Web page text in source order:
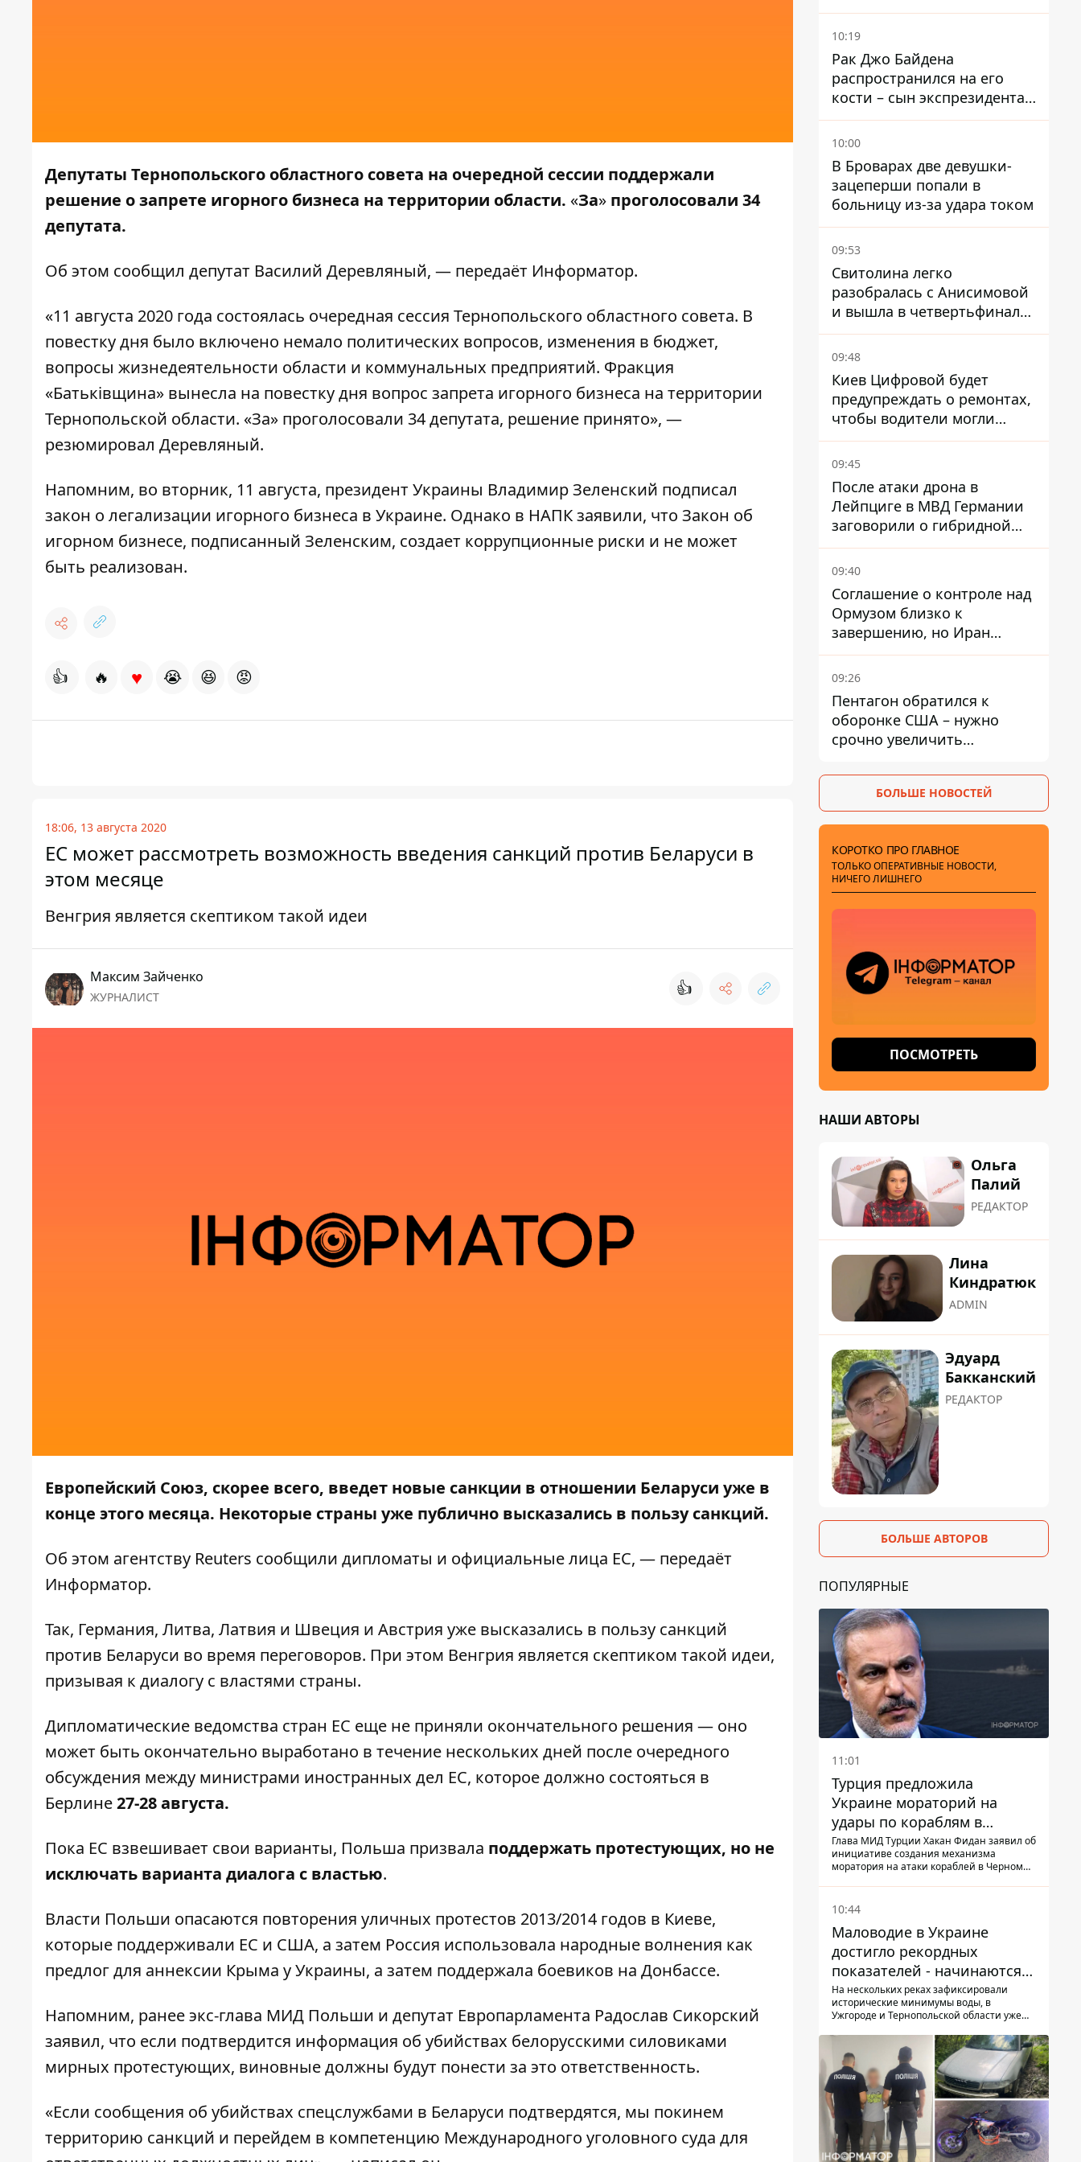
Депутаты Тернопольского областного совета на очередной сессии поддержали
решение о запрете игорного бизнеса на территории области. «За» проголосовали 34
депутата.
Об этом сообщил депутат Василий Деревляный, — передаёт Информатор.
«11 августа 2020 года состоялась очередная сессия Тернопольского областного совета. В
повестку дня было включено немало политических вопросов, изменения в бюджет,
вопросы жизнедеятельности области и коммунальных предприятий. Фракция
«Батьківщина» вынесла на повестку дня вопрос запрета игорного бизнеса на территории
Тернопольской области. «За» проголосовали 34 депутата, решение принято», —
резюмировал Деревляный.
Напомним, во вторник, 11 августа, президент Украины Владимир Зеленский подписал
закон о легализации игорного бизнеса в Украине. Однако в НАПК заявили, что Закон об
игорном бизнесе, подписанный Зеленским, создает коррупционные риски и не может
быть реализован.
👍 🔥 ♥ 😭 😆 😡
18:06, 13 августа 2020
ЕС может рассмотреть возможность введения санкций против Беларуси в
этом месяце
Венгрия является скептиком такой идеи
Максим Зайченко
ЖУРНАЛИСТ 👍
Европейский Союз, скорее всего, введет новые санкции в отношении Беларуси уже в
конце этого месяца. Некоторые страны уже публично высказались в пользу санкций.
Об этом агентству Reuters сообщили дипломаты и официальные лица ЕС, — передаёт
Информатор.
Так, Германия, Литва, Латвия и Швеция и Австрия уже высказались в пользу санкций
против Беларуси во время переговоров. При этом Венгрия является скептиком такой идеи,
призывая к диалогу с властями страны.
Дипломатические ведомства стран ЕС еще не приняли окончательного решения — оно
может быть окончательно выработано в течение нескольких дней после очередного
обсуждения между министрами иностранных дел ЕС, которое должно состояться в
Берлине27-28 августа.
Пока ЕС взвешивает свои варианты, Польша призвала поддержать протестующих, но не
исключать варианта диалога с властью.
Власти Польши опасаются повторения уличных протестов 2013/2014 годов в Киеве,
которые поддерживали ЕС и США, а затем Россия использовала народные волнения как
предлог для аннексии Крыма у Украины, а затем поддержала боевиков на Донбассе.
Напомним, ранее экс-глава МИД Польши и депутат Европарламента Радослав Сикорский
заявил, что если подтвердится информация об убийствах белорусскими силовиками
мирных протестующих, виновные должны будут понести за это ответственность.
«Если сообщения об убийствах спецслужбами в Беларуси подтвердятся, мы покинем
территорию санкций и перейдем в компетенцию Международного уголовного суда для
управлял 10-летний
мальчик
10:19
Рак Джо Байдена
распространился на его
кости – сын экспрезидента
США рассказал, что болезнь
отца прогрессирует
10:00
В Броварах две девушки-
зацеперши попали в
больницу из-за удара током
09:53
Свитолина легко
разобралась с Анисимовой
и вышла в четвертьфинал
турнира в Торонто
09:48
Киев Цифровой будет
предупреждать о ремонтах,
чтобы водители могли
избегать участков с
пробками
09:45
После атаки дрона в
Лейпциге в МВД Германии
заговорили о гибридной
войне – мы ежедневно цель
09:40
Соглашение о контроле над
Ормузом близко к
завершению, но Иран
выдвинул новые
требования – СМИ
раскрыли подробности
09:26
Пентагон обратился к
оборонке США – нужно
срочно увеличить
БОЛЬШЕ НОВОСТЕЙ
КОРОТКО ПРО ГЛАВНОЕ
ТОЛЬКО ОПЕРАТИВНЫЕ НОВОСТИ,
НИЧЕГО ЛИШНЕГО
ПОСМОТРЕТЬ
НАШИ АВТОРЫ
Ольга
Палий
РЕДАКТОР
Лина
Киндратюк
ADMIN
Эдуард
Бакканский
РЕДАКТОР
БОЛЬШЕ АВТОРОВ
ПОПУЛЯРНЫЕ
11:01
Турция предложила
Украине мораторий на
удары по кораблям в
Черном море
Глава МИД Турции Хакан Фидан заявил об
инициативе создания механизма
моратория на атаки кораблей в Черном
10:44
Маловодие в Украине
достигло рекордных
показателей - начинаются
ограничения
водоснабжения
На нескольких реках зафиксировали
исторические минимумы воды, в
Ужгороде и Тернопольской области уже